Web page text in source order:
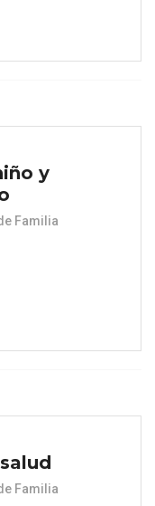
y
Familia
Familia